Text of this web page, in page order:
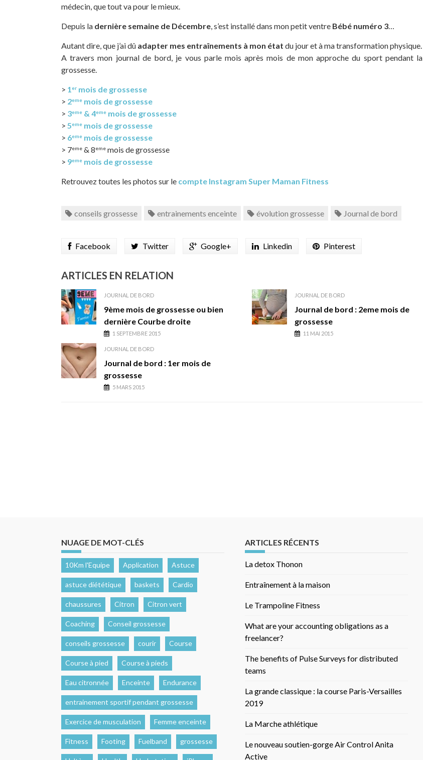
médecin, que tout va pour le mieux.
Depuis la dernière semaine de Décembre, s’est installé dans mon petit ventre Bébé numéro 3…
Autant dire, que j’ai dû adapter mes entraînements à mon état du jour et à ma transformation physique.
A travers mon journal de bord, je vous parle mois après mois de mon approche du sport pendant la
grossesse.
> 1er mois de grossesse
> 2eme mois de grossesse
> 3eme & 4eme mois de grossesse
> 5eme mois de grossesse
> 6eme mois de grossesse
> 7eme & 8eme mois de grossesse
> 9eme mois de grossesse
Retrouvez toutes les photos sur le compte Instagram Super Maman Fitness
conseils grossesse entrainements enceinte évolution grossesse Journal de bord
Facebook Twitter Google+ Linkedin Pinterest
ARTICLES EN RELATION
JOURNAL DE BORD
9ème mois de grossesse ou bien
dernière Courbe droite
1 SEPTEMBRE 2015
JOURNAL DE BORD
Journal de bord : 2eme mois de
grossesse
11 MAI 2015
JOURNAL DE BORD
Journal de bord : 1er mois de
grossesse
5 MARS 2015
NUAGE DE MOT-CLÉS
10Km l'Equipe Application Astuce
astuce diététique baskets Cardio
chaussures Citron Citron vert
Coaching Conseil grossesse
conseils grossesse courir Course
Course à pied Course à pieds
Eau citronnée Enceinte Endurance
entrainement sportif pendant grossesse
Exercice de musculation Femme enceinte
Fitness Footing Fuelband grossesse
ARTICLES RÉCENTS
La detox Thonon
Entraînement à la maison
Le Trampoline Fitness
What are your accounting obligations as a
freelancer?
The benefits of Pulse Surveys for distributed
teams
La grande classique : la course Paris-Versailles
2019
La Marche athlétique
Le nouveau soutien-gorge Air Control Anita
Active